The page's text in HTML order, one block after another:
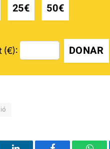
25€ 50€
(€): DONAR